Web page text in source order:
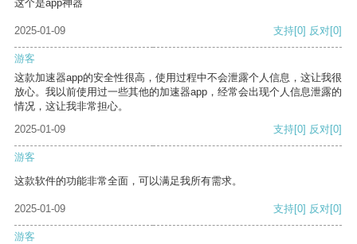
这个是app神器
2025-01-09 支持[0] 反对[0]
游客
这款加速器app的安全性很高，使用过程中不会泄露个人信息，这让我很
放心。我以前使用过一些其他的加速器app，经常会出现个人信息泄露的
情况，这让我非常担心。
2025-01-09
支持[0] 反对[0]
游客
这款软件的功能非常全面，可以满足我所有需求。
2025-01-09 支持[0] 反对[0]
游客